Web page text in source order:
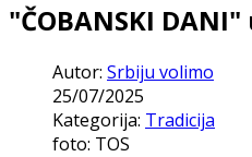
"ČOBANSKI
Autor: Srbiju volimo
25/07/2025
Kategorija: Tradicija
foto: TOS